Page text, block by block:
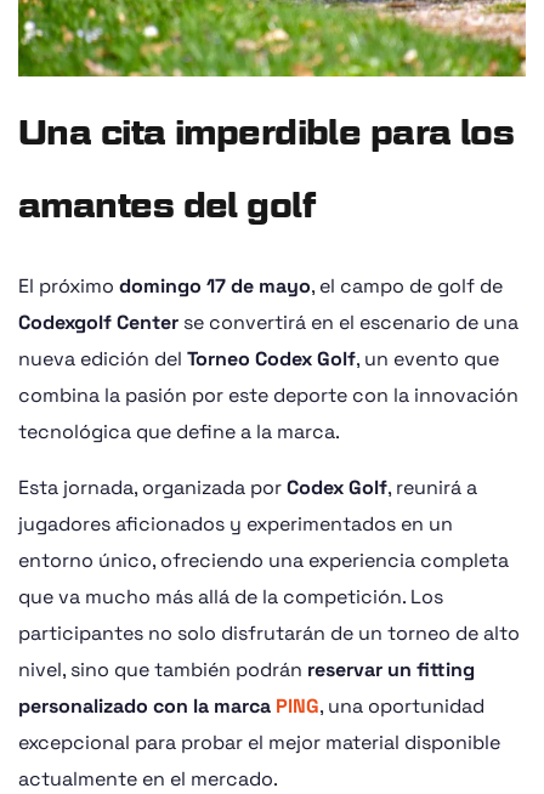
Una cita imperdible para los
amantes del golf
El próximo domingo 17 de mayo, el campo de golf de
Codexgolf Center se convertirá en el escenario de una
nueva edición del Torneo Codex Golf, un evento que
combina la pasión por este deporte con la innovación
tecnológica que define a la marca.
Esta jornada, organizada porCodex Golf, reunirá a
jugadores aficionados y experimentados en un
entorno único, ofreciendo una experiencia completa
que va mucho más allá de la competición. Los
participantes no solo disfrutarán de un torneo de alto
nivel, sino que también podrán reservar un fitting
personalizado con la marca PING, una oportunidad
excepcional para probar el mejor material disponible
actualmente en el mercado.